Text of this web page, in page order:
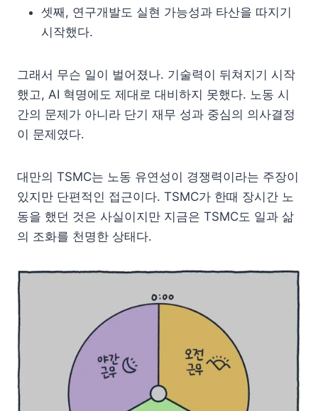
셋째, 연구개발도 실현 가능성과 타산을 따지기
시작했다.
그래서 무슨 일이 벌어졌나. 기술력이 뒤쳐지기 시작
했고, AI 혁명에도 제대로 대비하지 못했다. 노동 시
간의 문제가 아니라 단기 재무 성과 중심의 의사결정
이 문제였다.
대만의 TSMC는 노동 유연성이 경쟁력이라는 주장이
있지만 단편적인 접근이다. TSMC가 한때 장시간 노
동을 했던 것은 사실이지만 지금은 TSMC도 일과 삶
의 조화를 천명한 상태다.